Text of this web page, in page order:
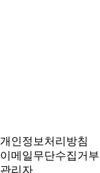
개인정보처리방침
이메일무단수집거부
관리자